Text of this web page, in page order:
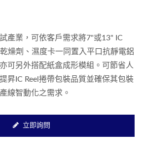
產業，可依客戶需求將7"或13" IC
燥劑、濕度卡一同置入平口抗靜電鋁
可另外搭配紙盒成形模組。可節省人
昇IC Reel捲帶包裝品質並確保其包裝
線智動化之需求。
立即詢問